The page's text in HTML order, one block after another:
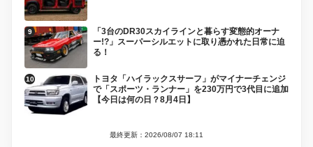
「3台のDR30スカイラインと暮らす変態的オーナ
ー!?」スーパーシルエットに取り憑かれた日常に迫
る！
トヨタ「ハイラックスサーフ」がマイナーチェンジ
で「スポーツ・ランナー」を230万円で3代目に追加
【今日は何の日？8月4日】
最終更新：2026/08/07 18:11